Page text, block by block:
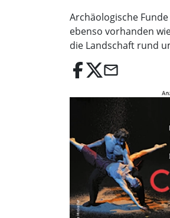
Archäologische
ebenso vorhanden
die Landschaft rund
email